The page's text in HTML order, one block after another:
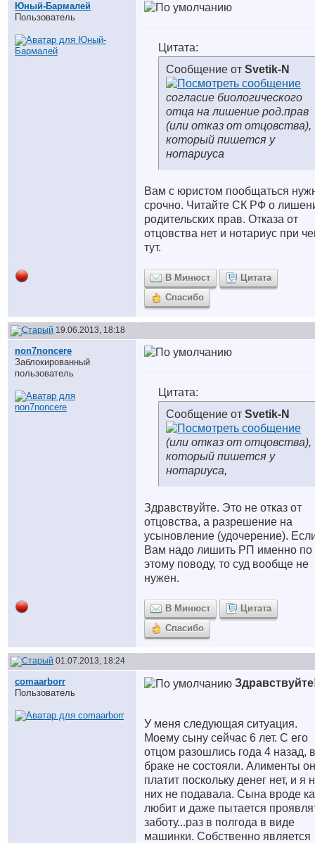
Юный-Бармалей
Пользователь
Цитата:
Сообщение от Svetik-N
согласие биологического
отца на лишение род.прав
(или отказ от отцовства),
который пишется у
нотариуса
Вам с юристом пообщаться
срочно. Читайте СК РФ о
родительских прав. Отказа от
отцовства нет и нотариус при
тут.
В Минюст
Цитата
Спасибо
19.06.2013, 18:18
non7noncere
Заблокированный
пользователь
Цитата:
Сообщение от Svetik-N
(или отказ от отцовства),
который пишется у
нотариуса,
Здравствуйте. Это не отказ от
отцовства, а разрешение на
усыновление (удочерение).
Вам надо лишить РП именно по
этому поводу, то суд вообще не
нужен.
В Минюст
Цитата
Спасибо
01.07.2013, 18:24
comaarborr
Пользователь
У меня следующая ситуация.
Моему сыну сейчас 6 лет. С его
отцом разошлись года 4 назад, в
браке не состояли. Алименты
платит поскольку денег нет, и я
них не подавала. Сына вроде
любит и даже пытается
заботу...раз в полгода в виде
машинки. Собственно является